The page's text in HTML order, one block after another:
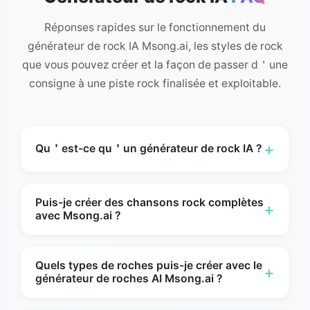
Réponses rapides sur le fonctionnement du
générateur de rock IA Msong.ai, les styles de rock
que vous pouvez créer et la façon de passer d＇une
consigne à une piste rock finalisée et exploitable.
Qu＇est-ce qu＇un générateur de rock IA ? +
vous aide à créer de la musique rock originale à
partir d＇une invite textuelle, d＇une idée de
rock, des instrumentaux axés sur la guitare et
Puis-je créer des chansons rock complètes
avec Msong.ai ?
+
complètes de chansons rock à partir d＇une
ambiance, d＇un thème, d＇un texte ou d＇une
Quels types de roches puis-je créer avec le
générateur de roches AI Msong.ai ?
+